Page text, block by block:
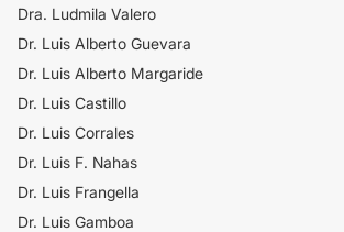
Dra. Ludmila Valero
Dr. Luis Alberto Guevara
Dr. Luis Alberto Margaride
Dr. Luis Castillo
Dr. Luis Corrales
Dr. Luis F. Nahas
Dr. Luis Frangella
Dr. Luis Gamboa